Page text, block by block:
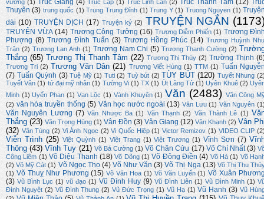
vương (1) Trúc Giang (4) Trúc Lập (1) Trúc Linh Lan (2) Trúc Thanh Tâm (12)
Thuyên (3) trung quốc (1) Trung Trung Đỉnh (1) Trung Y (1) Truong Nguyen (1)
dài (10) TRUYỆN DỊCH (17) Truyện ký (2) TRUYỆN NGẮN
TRUYỆN VỪA (14) Trương Công Tưởng (16) Trương Diễm Phiến (1) Trương
Phượng (8) Trương Đình Tuấn (3) Trương Hồng Phúc (14) Trương Huỳnh
Trân (2) Trương Lan Anh (1) Trương Nam Chi (5) Trương Thanh Cường (2)
Thắng (65) Trương Thị Thanh Tâm (22) Trương Thị Thúy (2) Trường Thịnh
Trương Tri (2) Trương Văn Dân (21) Trương Viết Hùng (1) TTM (1) Tuấn
(7) Tuấn Quỳnh (3) Tuệ Mỹ (1) Tuti (2) Tuỳ bút (2) TÙY BÚT (120) Tuyết Nhung
Tuyết Vân (1) tứ đại mỹ nhân (1) Tường Vi (1) TX (1) Út Lãng Tử (1) Uyên Khuê (2)
Minh (1) Uyển Phan (1) Vạn Lộc (1) Vành Khuyên (1) Văn (2483) Văn Công
(2) văn hóa truyền thống (5) Văn học nước ngoài (13) Văn Lưu (1) Văn Nguyên
Văn Nguyên Lương (7) Văn Nhược Ba (1) Văn Thạnh (2) Văn Thành Lê (1)
Thắng (23) Văn Trọng Hùng (1) Vân Đồn (3) Vân Giang (12) Vân Khanh (2) Vân
(32) Vân Tùng (2) Vi Ánh Ngọc (2) Vi Quốc Hiệp (1) Victor Remizov (1) VIDEO CLIP
Viễn Trình (25) Việt Quỳnh (1) Việt Trang (1) Việt Trương (1) Vĩnh Sơn (7)
Thông (43) Vĩnh Tuy (21) Võ Bá Cường (1) Võ Chân Cửu (17) Võ Chí Nhất (3)
Công Liêm (1) Võ Diệu Thanh (18) Võ Dõng (1) Võ Đông Điền (4) Võ Hà (1) Võ
(2) Võ Mỹ Cát (1) Võ Ngọc Thọ (4) Võ Như Văn (3) Võ Thị Nga (13) Võ Thị Thu
(1) Võ Thuỵ Như Phương (15) Võ Văn Hoa (1) Võ Văn Luyến (1) Võ Xuân
(3) Vũ Bình Lục (1) vũ đạo (1) Vũ Đình Huy (9) Vũ Đình Liên (1) Vũ Đình Minh (1)
Đình Nguyệt (2) Vũ Đình Thung (2) Vũ Đức Trọng (1) Vũ Hạ (1) Vũ Hạnh (3) Vũ